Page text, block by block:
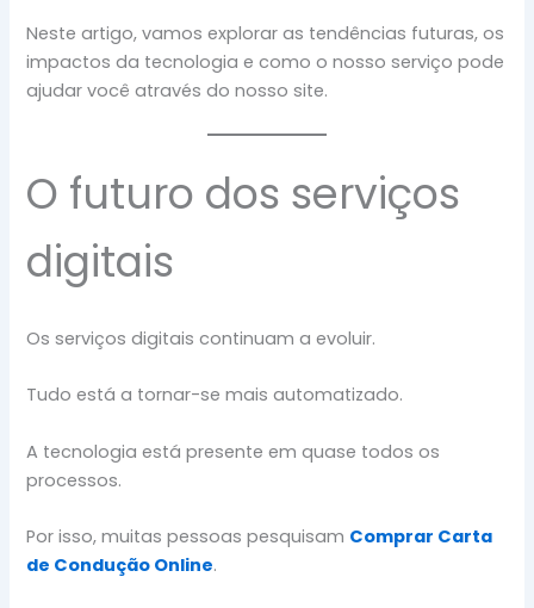
Neste artigo, vamos explorar as tendências futuras, os
impactos da tecnologia e como o nosso serviço pode
ajudar você através do nosso site.
O futuro dos serviços
digitais
Os serviços digitais continuam a evoluir.
Tudo está a tornar-se mais automatizado.
A tecnologia está presente em quase todos os
processos.
Por isso, muitas pessoas pesquisam Comprar Carta
de Condução Online.